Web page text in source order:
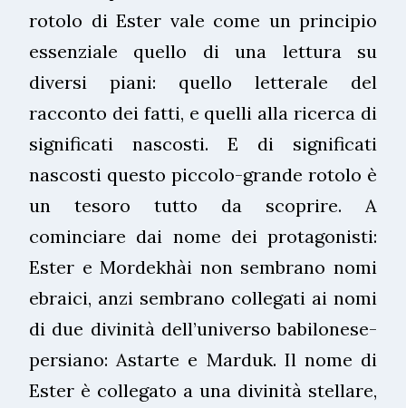
rotolo di Ester vale come un principio
essenziale quello di una lettura su
diversi piani: quello letterale del
racconto dei fatti, e quelli alla ricerca di
significati nascosti. E di significati
nascosti questo piccolo-grande rotolo è
un tesoro tutto da scoprire. A
cominciare dai nome dei protagonisti:
Ester e Mordekhài non sembrano nomi
ebraici, anzi sembrano collegati ai nomi
di due divinità dell’universo babilonese-
persiano: Astarte e Marduk. Il nome di
Ester è collegato a una divinità stellare,